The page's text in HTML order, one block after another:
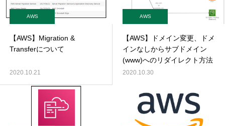
AWS
【AWS】Migration &
Transferについて
2020.10.21
AWS
【AWS】ドメイン変更、ドメ
インなしからサブドメイン
(www)へのリダイレクト方法
2020.10.30